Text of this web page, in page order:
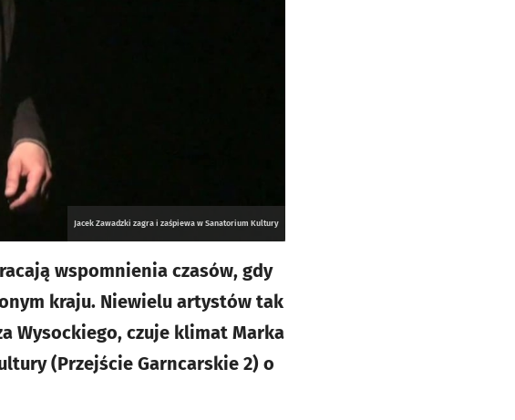
Jacek Zawadzki zagra i zaśpiewa w Sanatorium Kultury
wspomnienia czasów, gdy
kraju. Niewielu artystów tak
Wysockiego, czuje klimat Marka
(Przejście Garncarskie 2) o